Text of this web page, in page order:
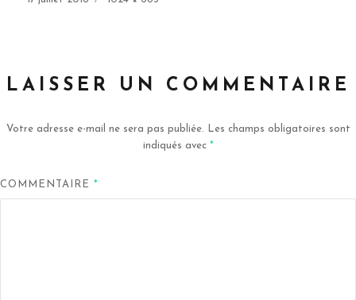
LAISSER UN COMMENTAIRE
Votre adresse e-mail ne sera pas publiée.
Les champs obligatoires sont
indiqués avec *
COMMENTAIRE *